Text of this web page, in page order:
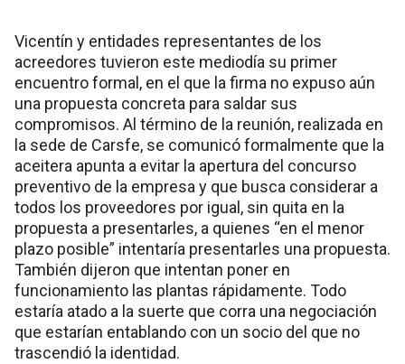
Vicentín y entidades representantes de los
acreedores tuvieron este mediodía su primer
encuentro formal, en el que la firma no expuso aún
una propuesta concreta para saldar sus
compromisos. Al término de la reunión, realizada en
la sede de Carsfe, se comunicó formalmente que la
aceitera apunta a evitar la apertura del concurso
preventivo de la empresa y que busca considerar a
todos los proveedores por igual, sin quita en la
propuesta a presentarles, a quienes “en el menor
plazo posible” intentaría presentarles una propuesta.
También dijeron que intentan poner en
funcionamiento las plantas rápidamente. Todo
estaría atado a la suerte que corra una negociación
que estarían entablando con un socio del que no
trascendió la identidad.